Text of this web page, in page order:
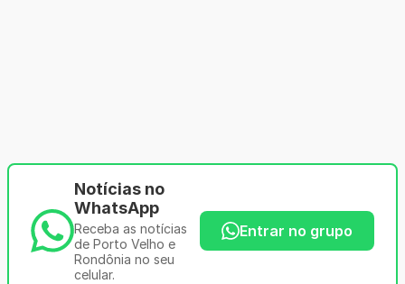
Notícias no
WhatsApp
Receba as notícias
de Porto Velho e
Rondônia no seu
celular.
Entrar no grupo